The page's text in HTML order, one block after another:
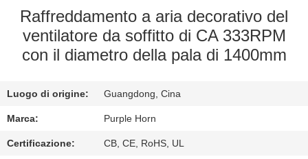
FABBRICA
CONTROLLO
QUALITÀ
CONTATTICI
Raffreddamento a aria decorativo del
ventilatore da soffitto di CA 333RPM
con il diametro della pala di 1400mm
Luogo di origine: Guangdong, Cina
Marca: Purple Horn
Certificazione: CB, CE, RoHS, UL